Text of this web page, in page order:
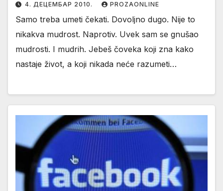
4. ДЕЦЕМБАР 2010. PROZAONLINE
Samo treba umeti čekati. Dovoljno dugo. Nije to
nikakva mudrost. Naprotiv. Uvek sam se gnušao
mudrosti. I mudrih. Jebeš čoveka koji zna kako
nastaje život, a koji nikada neće razumeti…